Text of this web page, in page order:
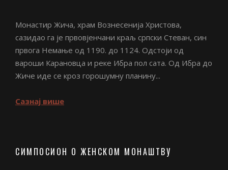
Монастир Жича, храм Вознесенија Христова,
сазидао га је првовјенчани краљ српски Стеван, син
првога Немање од 1190. до 1124. Одстоји од
вароши Карановца и реке Ибра пол сата. Од Ибра до
Жиче иде се кроз горошумну планину...
Сазнај више
СИМПОСИОН О ЖЕНСКОМ МОНАШТВУ